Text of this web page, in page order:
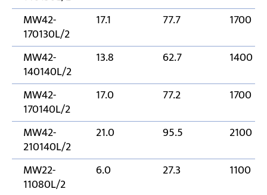
MW42-
170130L/2
17.1 77.7 1700
MW42-
140140L/2
13.8 62.7 1400
MW42-
170140L/2
17.0 77.2 1700
MW42-
210140L/2
21.0 95.5 2100
MW22-
11080L/2
6.0 27.3 1100